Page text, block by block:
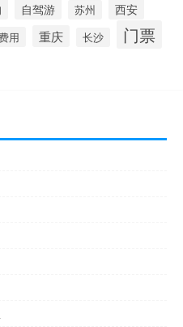
自驾游 苏州 西安
费用 重庆 长沙 门票